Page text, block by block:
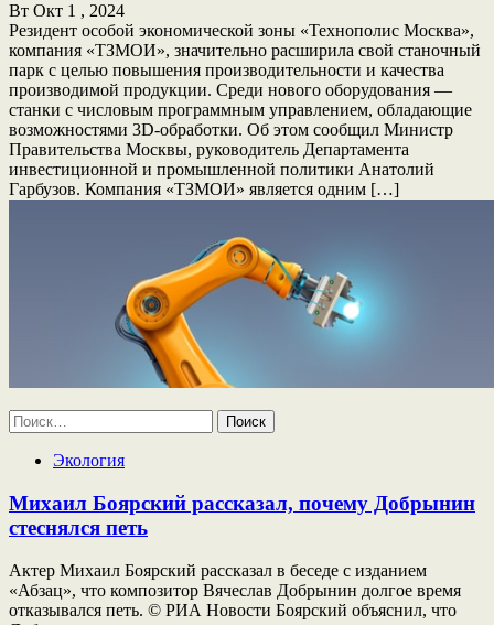
Вт Окт 1 , 2024
Резидент особой экономической зоны «Технополис Москва»,
компания «ТЗМОИ», значительно расширила свой станочный
парк с целью повышения производительности и качества
производимой продукции. Среди нового оборудования —
станки с числовым программным управлением, обладающие
возможностями 3D-обработки. Об этом сообщил Министр
Правительства Москвы, руководитель Департамента
инвестиционной и промышленной политики Анатолий
Гарбузов. Компания «ТЗМОИ» является одним […]
Найти:
Экология
Михаил Боярский рассказал, почему Добрынин
стеснялся петь
Актер Михаил Боярский рассказал в беседе с изданием
«Абзац», что композитор Вячеслав Добрынин долгое время
отказывался петь. © РИА Новости Боярский объяснил, что